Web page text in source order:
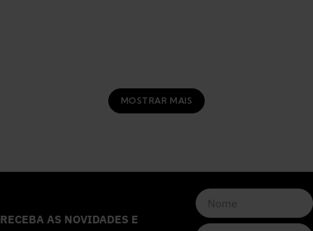
MOSTRAR MAIS
RECEBA AS NOVIDADES E